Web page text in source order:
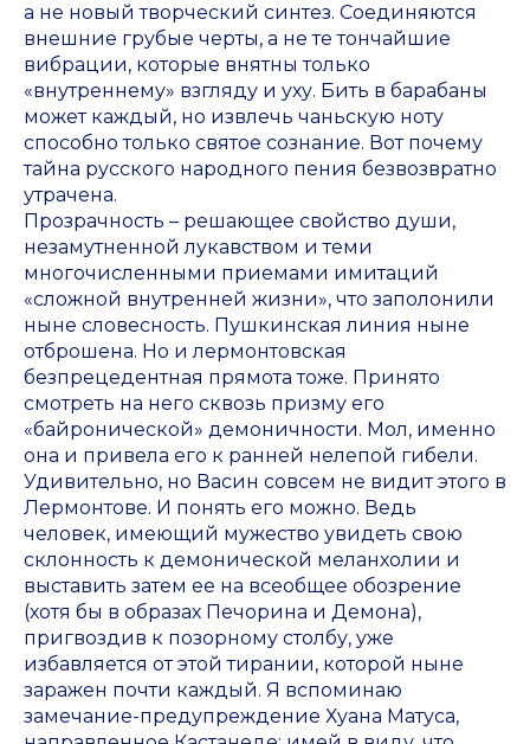
а не новый творческий синтез. Соединяются
внешние грубые черты, а не те тончайшие
вибрации, которые внятны только
«внутреннему» взгляду и уху. Бить в барабаны
может каждый, но извлечь чаньскую ноту
способно только святое сознание. Вот почему
тайна русского народного пения безвозвратно
утрачена.
Прозрачность – решающее свойство души,
незамутненной лукавством и теми
многочисленными приемами имитаций
«сложной внутренней жизни», что заполонили
ныне словесность. Пушкинская линия ныне
отброшена. Но и лермонтовская
безпрецедентная прямота тоже. Принято
смотреть на него сквозь призму его
«байронической» демоничности. Мол, именно
она и привела его к ранней нелепой гибели.
Удивительно, но Васин совсем не видит этого в
Лермонтове. И понять его можно. Ведь
человек, имеющий мужество увидеть свою
склонность к демонической меланхолии и
выставить затем ее на всеобщее обозрение
(хотя бы в образах Печорина и Демона),
пригвоздив к позорному столбу, уже
избавляется от этой тирании, которой ныне
заражен почти каждый. Я вспоминаю
замечание-предупреждение Хуана Матуса,